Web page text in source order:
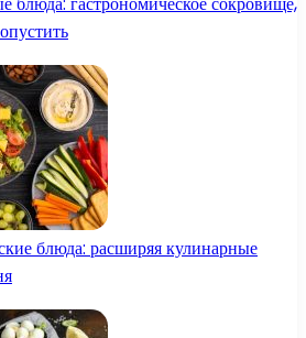
блюда: расширяя кулинарные